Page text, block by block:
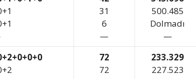
31
6
—
500.485
Dolmadı
—
72
72
233.329
227.523